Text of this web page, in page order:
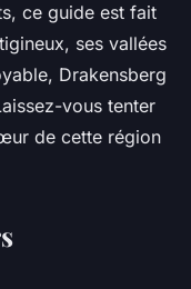
ce guide est fait
ses vallées
Drakensberg
vous tenter
de cette région